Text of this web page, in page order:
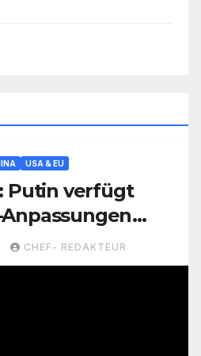
USA & EU
Putin verfügt
UKR-Krieg)=
Systeme nun als
CHEF- REDAKTEUR